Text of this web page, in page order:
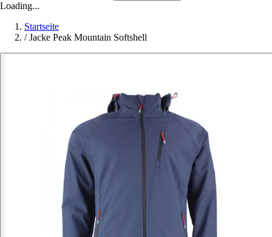
Loading...
Startseite
/ Jacke Peak Mountain Softshell